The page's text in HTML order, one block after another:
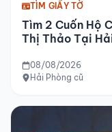
TÌM GIẤY TỜ
Tìm 2 Cuốn Hộ
Thị Thảo Tại
08/08/2026
Hải Phòng cũ